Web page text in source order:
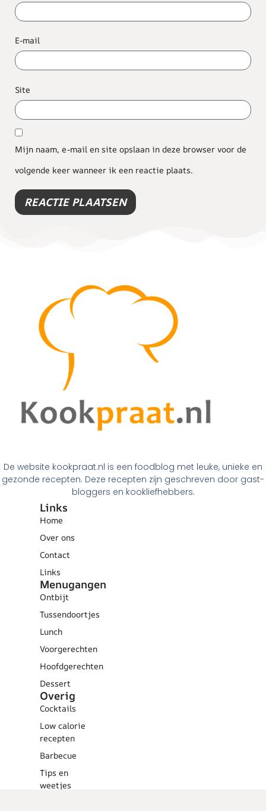
E-mail
Site
Mijn naam, e-mail en site opslaan in deze browser voor de
volgende keer wanneer ik een reactie plaats.
De website kookpraat.nl is een foodblog met leuke, unieke en
gezonde recepten. Deze recepten zijn geschreven door gast-
bloggers en kookliefhebbers.
Links
Home
Over ons
Contact
Links
Menugangen
Ontbijt
Tussendoortjes
Lunch
Voorgerechten
Hoofdgerechten
Dessert
Overig
Cocktails
Low calorie
recepten
Barbecue
Tips en
weetjes